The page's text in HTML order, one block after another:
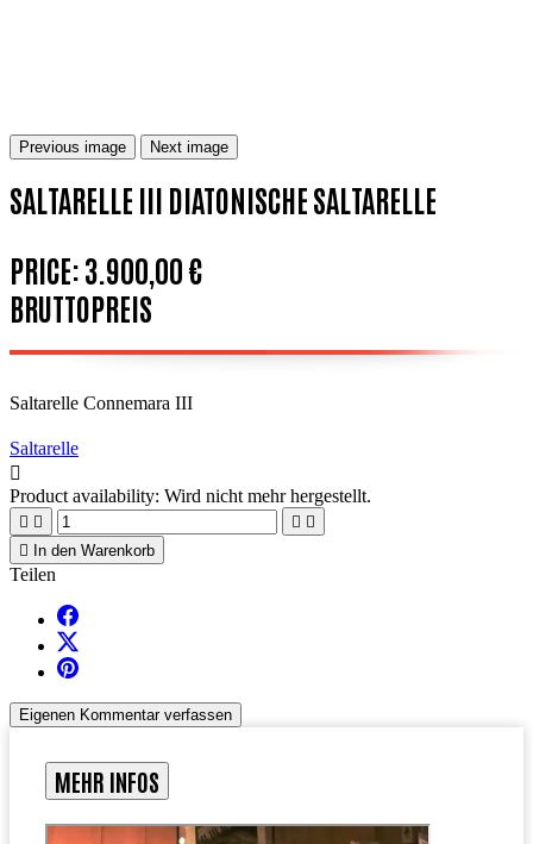
Previous image Next image
SALTARELLE III DIATONISCHE SALTARELLE
PRICE:3.900,00 €
BRUTTOPREIS
Saltarelle Connemara III
Saltarelle

Product availability: Wird nicht mehr hergestellt.
   
 In den Warenkorb
Teilen
Eigenen Kommentar verfassen
MEHR INFOS